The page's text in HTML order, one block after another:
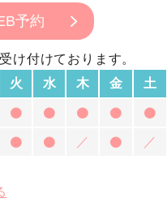
予約
け付けております。
火 水 木 金 土
／ ／